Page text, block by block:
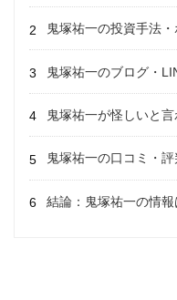
鬼塚祐一の投資手法
鬼塚祐一のブログ・
鬼塚祐一が怪しいと
鬼塚祐一の口コミ・評
結論：鬼塚祐一の情